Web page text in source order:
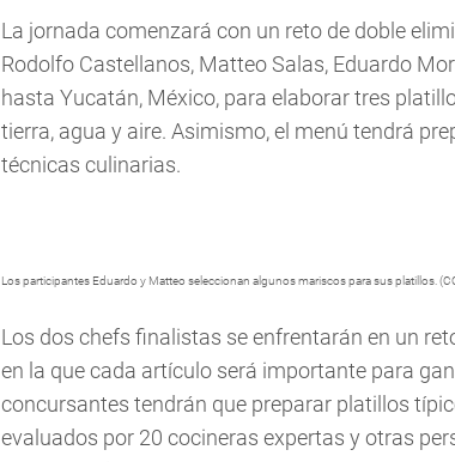
La jornada comenzará con un reto de doble
Rodolfo Castellanos, Matteo Salas, Eduardo
hasta Yucatán, México, para elaborar tres
tierra, agua y aire. Asimismo, el menú tendrá
técnicas culinarias.
Los participantes Eduardo y Matteo seleccionan algunos mariscos para sus platillos.
Los dos chefs finalistas se enfrentarán en un
en la que cada artículo será importante para
concursantes tendrán que preparar platillos
evaluados por 20 cocineras expertas y otras